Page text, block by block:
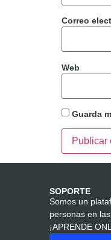
Correo
Web
Guarda
SOPORTE
Somos un
personas en
¡APRENDE